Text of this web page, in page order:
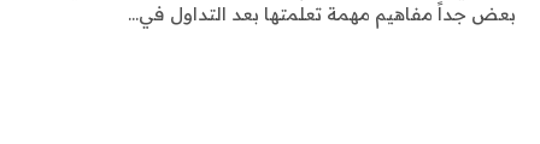
بعض جداً مفاهيم مهمة تعلمتها بعد التداول في…